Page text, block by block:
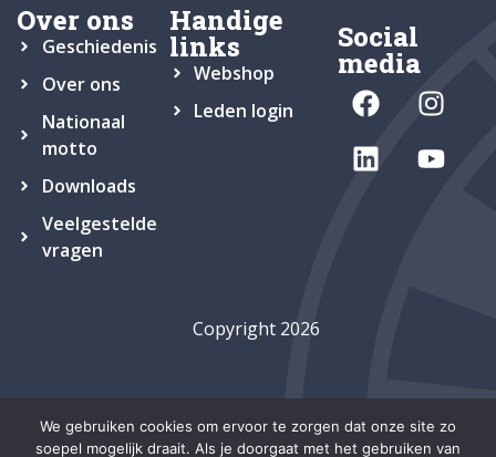
Over ons
Geschiedenis
Over ons
Nationaal
motto
Downloads
Veelgestelde
vragen
Handige
links
Webshop
Leden login
Social
media
Copyright 2026
We gebruiken cookies om ervoor te zorgen dat onze site zo
soepel mogelijk draait. Als je doorgaat met het gebruiken van